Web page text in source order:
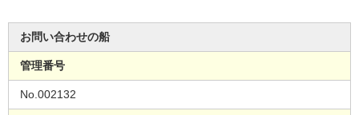
お問い合わせの船
管理番号
No.002132